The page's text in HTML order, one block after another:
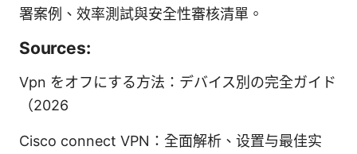
署案例、效率測試與安全性審核清單。
Sources:
Vpn をオフにする方法：デバイス別の完全ガイド
（2026
Cisco connect VPN：全面解析、设置与最佳实